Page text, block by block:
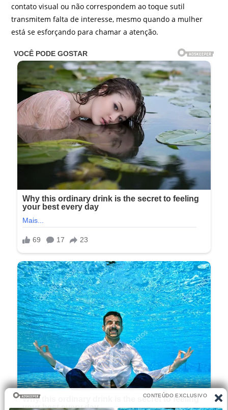
contato visual ou não correspondem ao toque sutil
transmitem falta de interesse, mesmo quando a mulher
está se esforçando para chamar a atenção.